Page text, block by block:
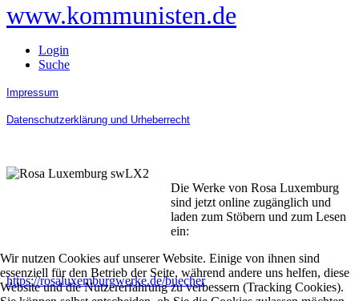
www.kommunisten.de
Login
Suche
Impressum
Datenschutzerklärung und Urheberrecht
Die Werke von Rosa Luxemburg
sind jetzt online zugänglich und
laden zum Stöbern und zum Lesen
ein:
https://rosaluxemburgwerke.de/buecher
Wir nutzen Cookies auf unserer Website. Einige von ihnen sind
essenziell für den Betrieb der Seite, während andere uns helfen, diese
Website und die Nutzererfahrung zu verbessern (Tracking Cookies).